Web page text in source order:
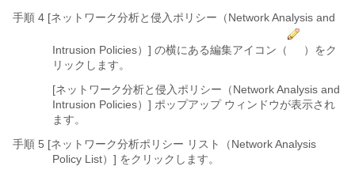
手順 4 [ネットワーク分析と侵入ポリシー（Network Analysis and
Intrusion Policies）] の横にある編集アイコン（
）をク
リックします。
[ネットワーク分析と侵入ポリシー（Network Analysis and
Intrusion Policies）] ポップアップ ウィンドウが表示され
ます。
手順 5 [ネットワーク分析ポリシー リスト（Network Analysis
Policy List）] をクリックします。